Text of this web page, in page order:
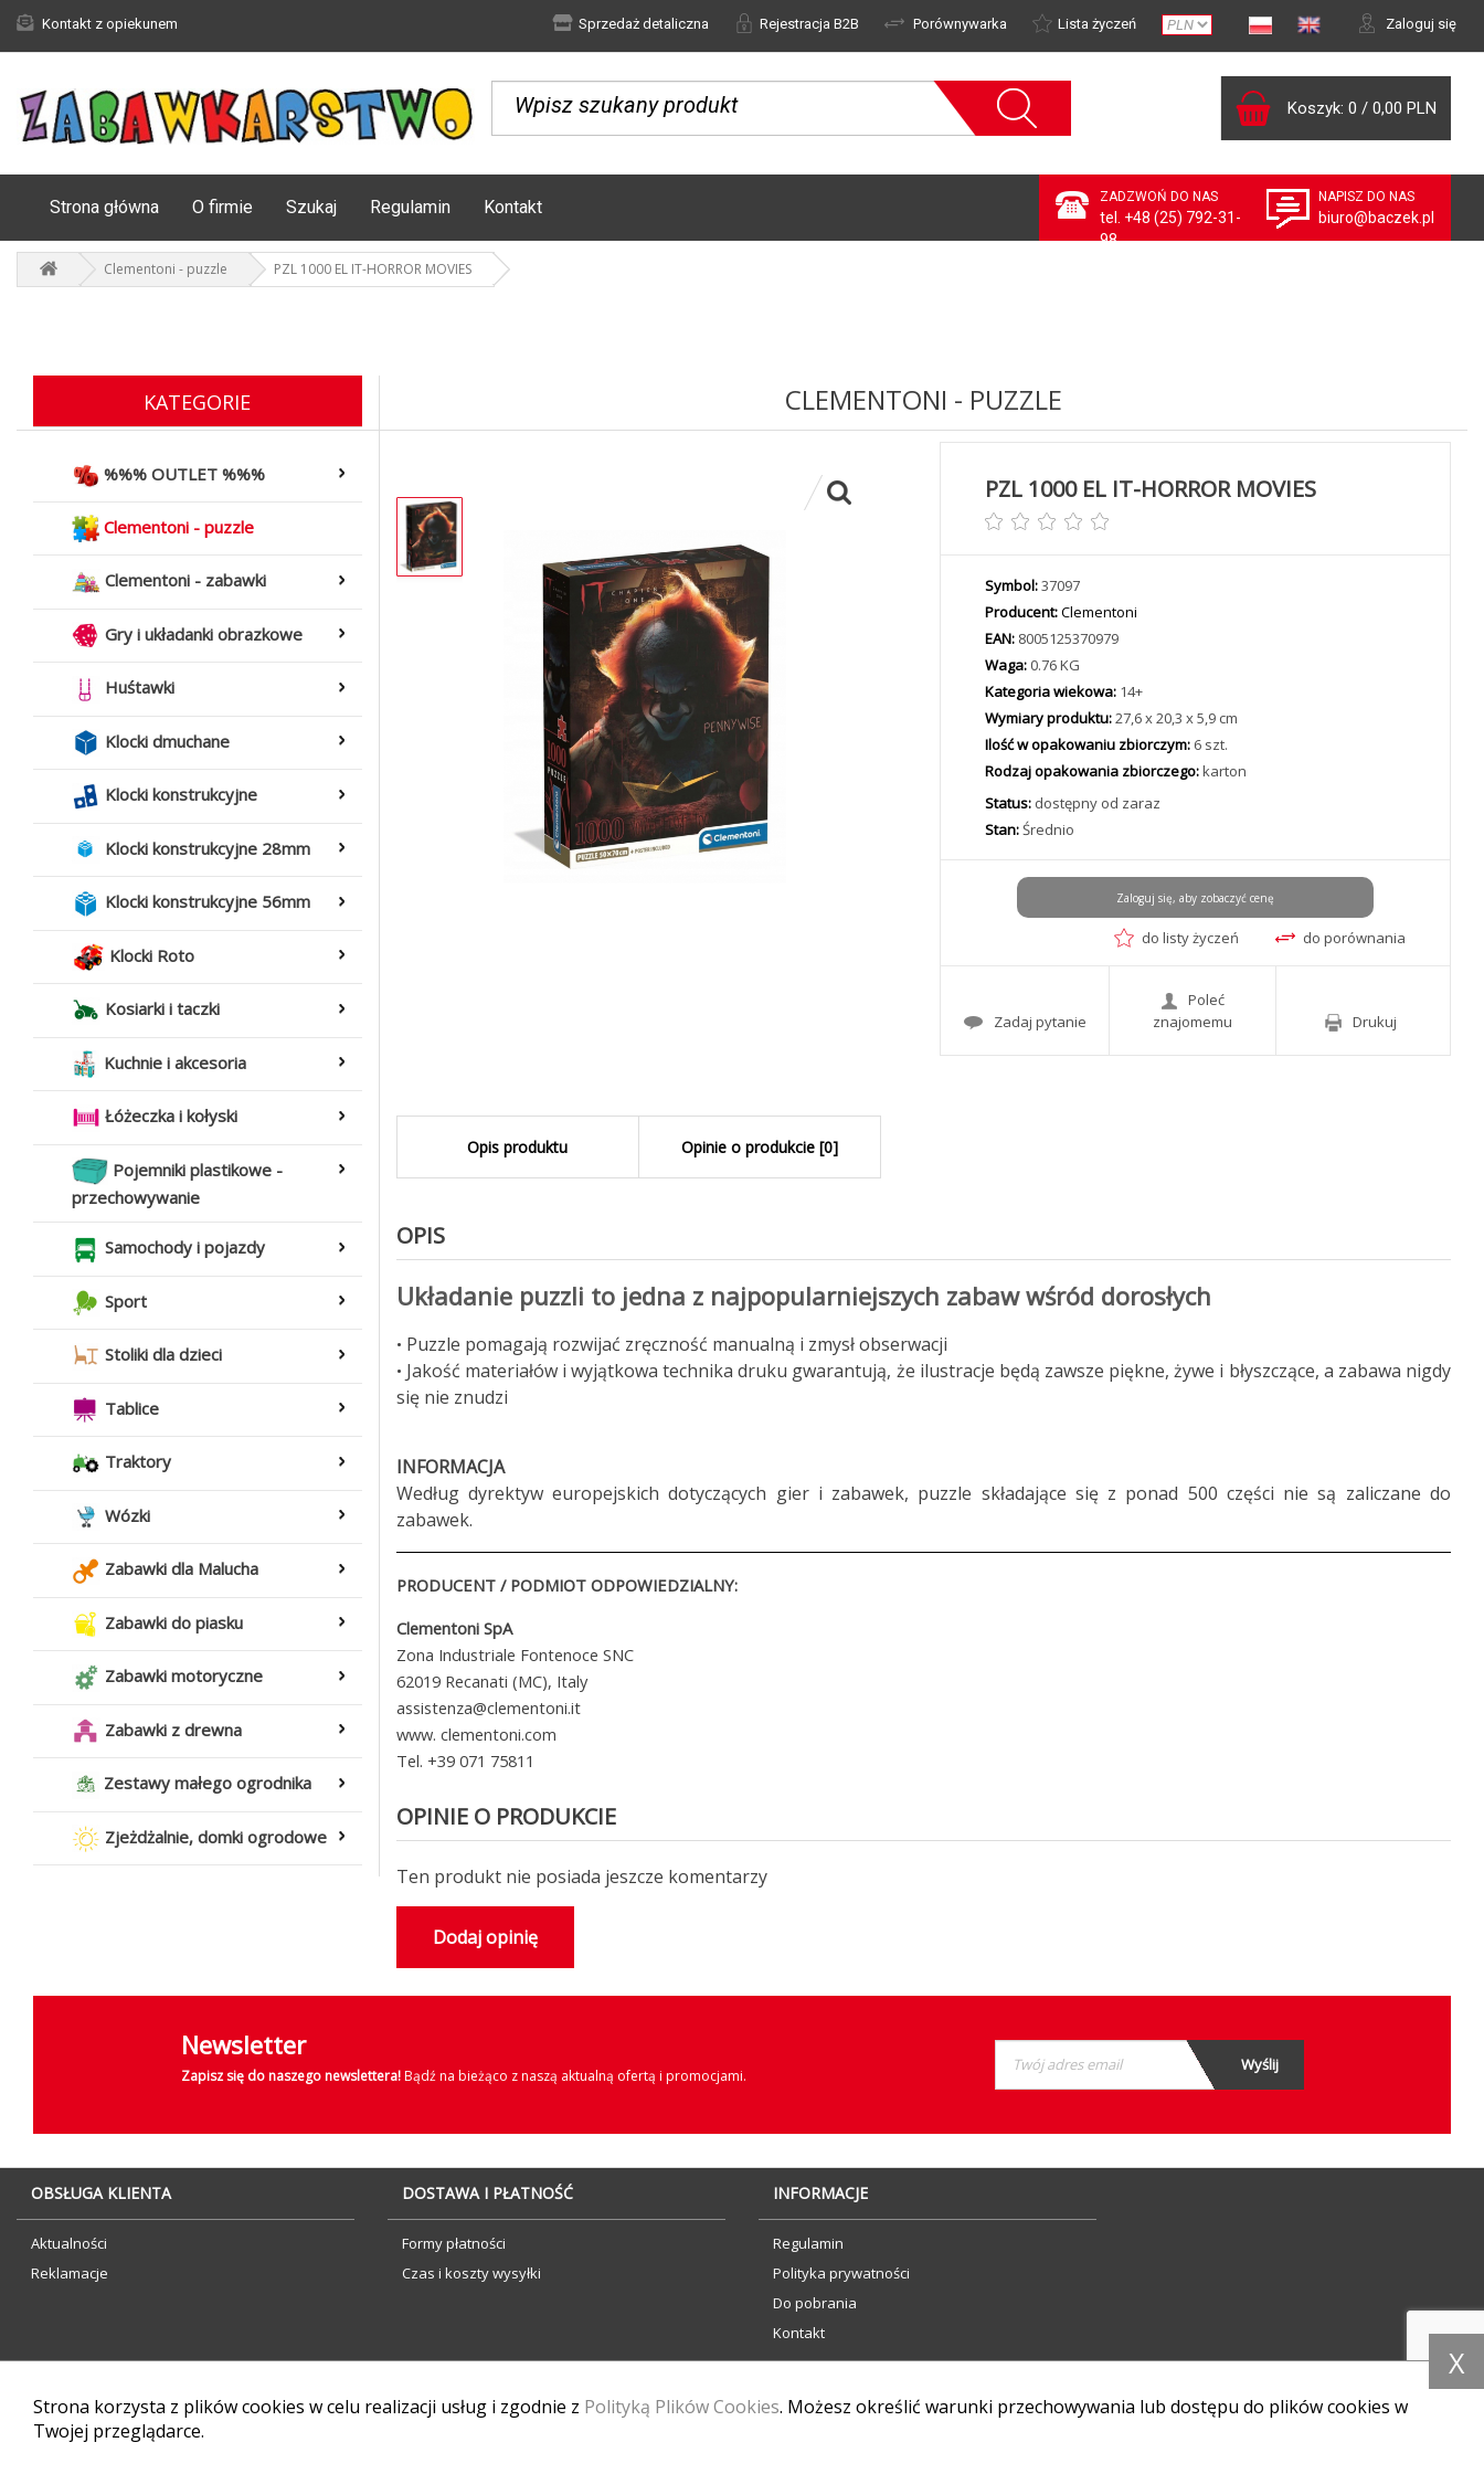
Strona korzysta z plików cookies w celu realizacji usług i zgodnie z Polityką Plików Cookies. Możesz określić warunki przechowywania lub dostępu do plików cookies w
Twojej przeglądarce.
X
Kontakt z opiekunem Sprzedaż detaliczna Rejestracja B2B Porównywarka Lista życzeń Zaloguj się
Koszyk: 0 / 0,00 PLN
Strona główna O firmie Szukaj Regulamin Kontakt
NAPISZ DO NAS
biuro@baczek.pl
ZADZWOŃ DO NAS
tel. +48 (25) 792-31-
98
Clementoni - puzzle PZL 1000 EL IT-HORROR MOVIES
KATEGORIE
%%% OUTLET %%%
Clementoni - puzzle
Clementoni - zabawki
Gry i układanki obrazkowe
Huśtawki
Klocki dmuchane
Klocki konstrukcyjne
Klocki konstrukcyjne 28mm
Klocki konstrukcyjne 56mm
Klocki Roto
Kosiarki i taczki
Kuchnie i akcesoria
Łóżeczka i kołyski
Pojemniki plastikowe -
przechowywanie
Samochody i pojazdy
Sport
Stoliki dla dzieci
Tablice
Traktory
Wózki
Zabawki dla Malucha
Zabawki do piasku
Zabawki motoryczne
Zabawki z drewna
Zestawy małego ogrodnika
Zjeżdżalnie, domki ogrodowe
CLEMENTONI - PUZZLE
PZL 1000 EL IT-HORROR MOVIES
Symbol:37097
Producent:Clementoni
EAN: 8005125370979
Waga: 0.76 KG
Kategoria wiekowa: 14+
Wymiary produktu:27,6 x 20,3 x 5,9 cm
Ilość w opakowaniu zbiorczym: 6 szt.
Rodzaj opakowania zbiorczego:karton
Status: dostępny od zaraz
Stan:Średnio
Zaloguj się, aby zobaczyć cenę
do listy życzeń do porównania
Zadaj pytanie
Poleć
znajomemu
Drukuj
Opis produktu Opinie o produkcie [0]
OPIS
Układanie puzzli to jedna z najpopularniejszych zabaw wśród dorosłych
• Puzzle pomagają rozwijać zręczność manualną i zmysł obserwacji
• Jakość materiałów i wyjątkowa technika druku gwarantują, że ilustracje będą zawsze piękne, żywe i błyszczące, a zabawa nigdy
się nie znudzi
INFORMACJA
Według dyrektyw europejskich dotyczących gier i zabawek, puzzle składające się z ponad 500 części nie są zaliczane do
zabawek.
PRODUCENT / PODMIOT ODPOWIEDZIALNY:
Clementoni SpA
Zona Industriale Fontenoce SNC
62019 Recanati (MC), Italy
assistenza@clementoni.it
www. clementoni.com
Tel. +39 071 75811
OPINIE O PRODUKCIE
Ten produkt nie posiada jeszcze komentarzy
Dodaj opinię
Newsletter
Zapisz się do naszego newslettera!Bądź na bieżąco z naszą aktualną ofertą i promocjami.
OBSŁUGA KLIENTA
Aktualności
Reklamacje
DOSTAWA I PŁATNOŚĆ
Formy płatności
Czas i koszty wysyłki
INFORMACJE
Regulamin
Polityka prywatności
Do pobrania
Kontakt
Sklep internetowy CStore